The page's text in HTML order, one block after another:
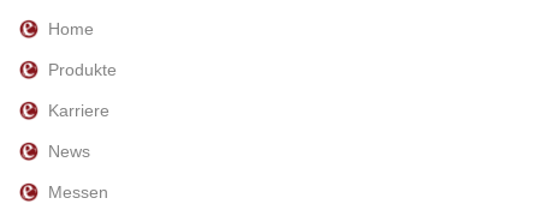
Home
Produkte
Karriere
News
Messen